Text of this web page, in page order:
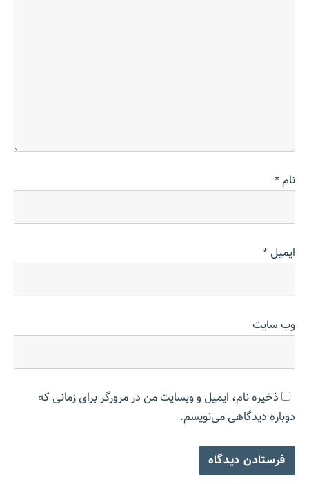
نام*
ایمیل*
وب‌ سایت
ذخیره نام، ایمیل و وبسایت من در مرورگر برای زمانی که
دوباره دیدگاهی می‌نویسم.